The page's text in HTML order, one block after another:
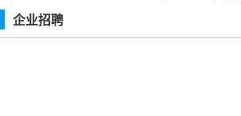
企业招聘